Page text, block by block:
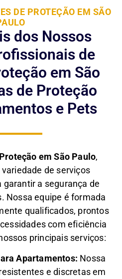
DE PROTEÇÃO EM SÃO
dos Nossos
de
em São
de Proteção
e Pets
em São Paulo,
de serviços
garantir a segurança de
Nossa equipe é formada
qualificados, prontos
com eficiência
principais serviços:
Apartamentos: Nossa
e discretas em